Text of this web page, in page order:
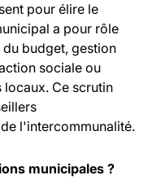
pour élire le
a pour rôle
budget, gestion
sociale ou
locaux. Ce scrutin
l'intercommunalité.
municipales ?